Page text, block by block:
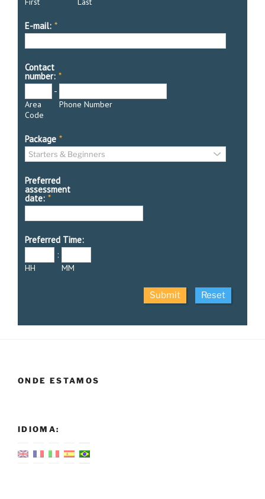
E-mail: *
Contact
number: *
Area
Code
-
Phone Number
Package *
Preferred
assessment
date: *
Preferred Time:
HH
:
MM
Submit Reset
ONDE ESTAMOS
IDIOMA: